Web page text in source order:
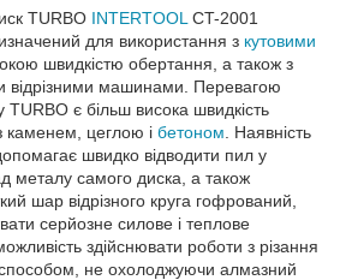
TURBO INTERTOOL CT-2001
для використання з кутовими
швидкістю обертання, а також з
відрізними машинами. Перевагою
TURBO є більш висока швидкість
каменем, цеглою і бетоном . Наявність
швидко відводити пил у
металу самого диска, а також
шар відрізного круга гофрований,
серйозне силове і теплове
здійснювати роботи з різання
не охолоджуючи алмазний